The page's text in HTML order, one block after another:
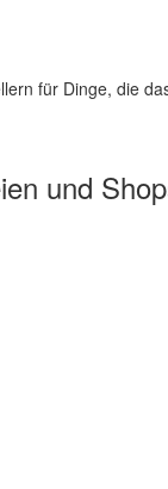
für Dinge, die
und